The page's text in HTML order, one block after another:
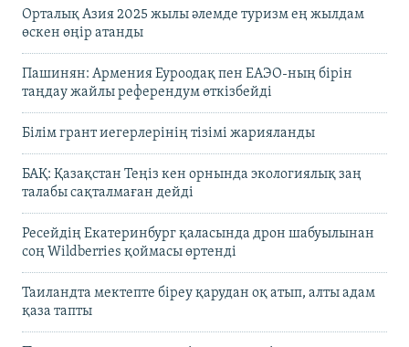
Орталық Азия 2025 жылы әлемде туризм ең жылдам
өскен өңір атанды
Пашинян: Армения Еуроодақ пен ЕАЭО-ның бірін
таңдау жайлы референдум өткізбейді
Білім грант иегерлерінің тізімі жарияланды
БАҚ: Қазақстан Теңіз кен орнында экологиялық заң
талабы сақталмаған дейді
Ресейдің Екатеринбург қаласында дрон шабуылынан
соң Wildberries қоймасы өртенді
Таиландта мектепте біреу қарудан оқ атып, алты адам
қаза тапты